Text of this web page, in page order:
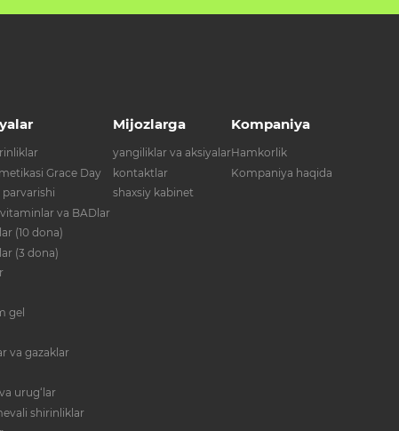
Grace Day
parvarishi
va BADlar
(10 dona)
(3 dona)
gel
va gazaklar
urug‘lar
shirinliklar
Mijozlarga
yangiliklar va aksiyalar
kontaktlar
shaxsiy kabinet
Kompaniya
Hamkorlik
Kompaniya haqida